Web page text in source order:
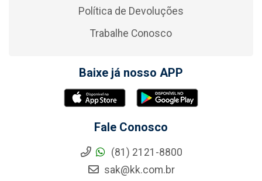
Política de Devoluções
Trabalhe Conosco
Baixe já nosso APP
Fale Conosco
(81) 2121-8800
sak@kk.com.br